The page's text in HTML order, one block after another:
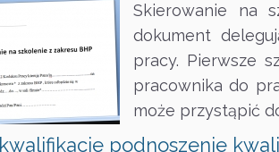
Skierowanie na
dokument
pracy. Pierwsze
pracownika do
może przystąpić
kwalifikacje podnoszenie